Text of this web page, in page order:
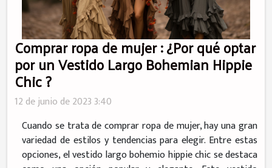
Comprar ropa de mujer : ¿Por qué optar
por un Vestido Largo Bohemian Hippie
Chic ?
12 de junio de 2023 3:40
Cuando se trata de comprar ropa de mujer, hay una gran
variedad de estilos y tendencias para elegir. Entre estas
opciones, el vestido largo bohemio hippie chic se destaca